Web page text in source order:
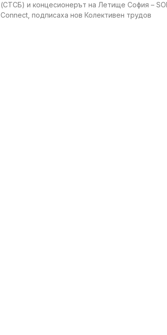
(СТСБ) и концесионерът на Летище София –
Connect, подписаха нов Колективен трудов